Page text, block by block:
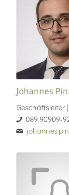
Johannes
Geschäftsleiter
089 90909-